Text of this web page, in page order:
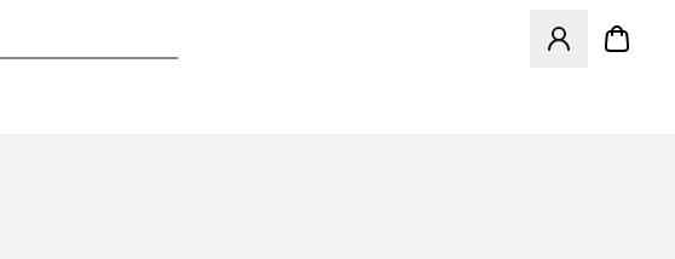
Åbner en